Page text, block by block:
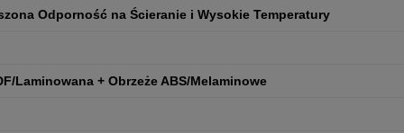
Odporność na Ścieranie i Wysokie Temperatury
Laminowana + Obrzeże ABS/Melaminowe